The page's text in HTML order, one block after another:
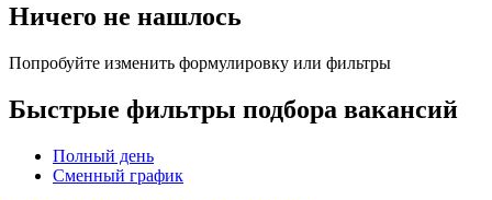
Ничего не нашлось
Попробуйте изменить формулировку или фильтры
Быстрые фильтры подбора вакансий
Полный день
Сменный график